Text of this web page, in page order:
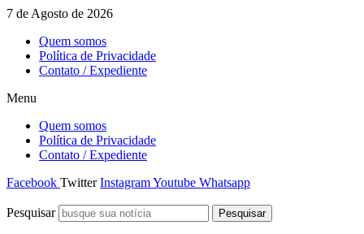
Ir
conteúdo
7 de Agosto de 2026
Quem somos
Política de Privacidade
Contato / Expediente
Menu
Quem somos
Política de Privacidade
Contato / Expediente
Facebook Twitter InstagramYoutube Whatsapp
Pesquisar Pesquisar